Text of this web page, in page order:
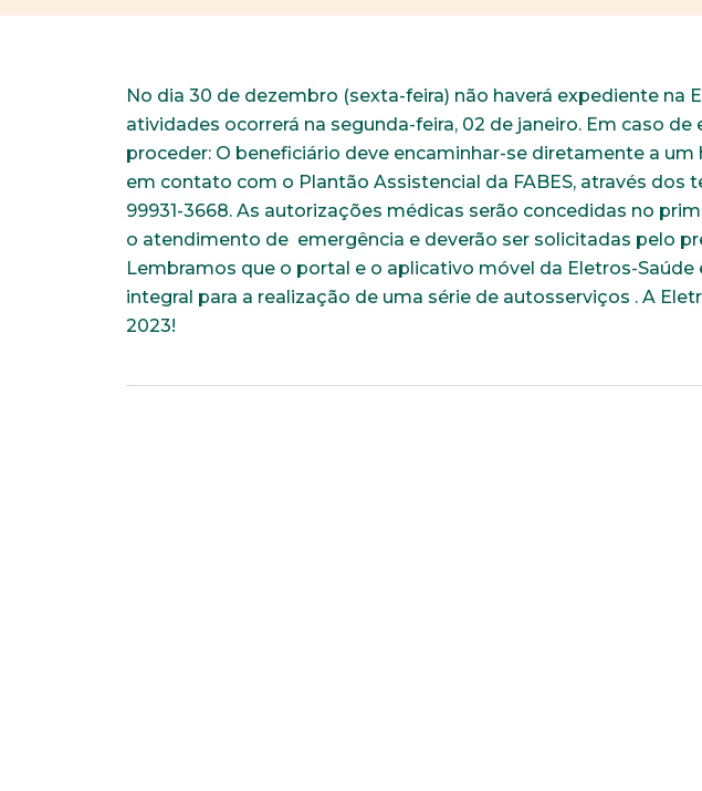
No dia 30 de dezembro (sexta-feira) não haverá expediente na
atividades ocorrerá na segunda-feira, 02 de janeiro. Em caso
proceder: O beneficiário deve encaminhar-se diretamente a
em contato com o Plantão Assistencial da FABES, através dos
99931-3668. As autorizações médicas serão concedidas no
o atendimento de emergência e deverão ser solicitadas pelo
Lembramos que o portal e o aplicativo móvel da Eletros-
integral para a realização de uma série de autosserviços . A
2023!
Faça parte de uma instituição sólida, ética e